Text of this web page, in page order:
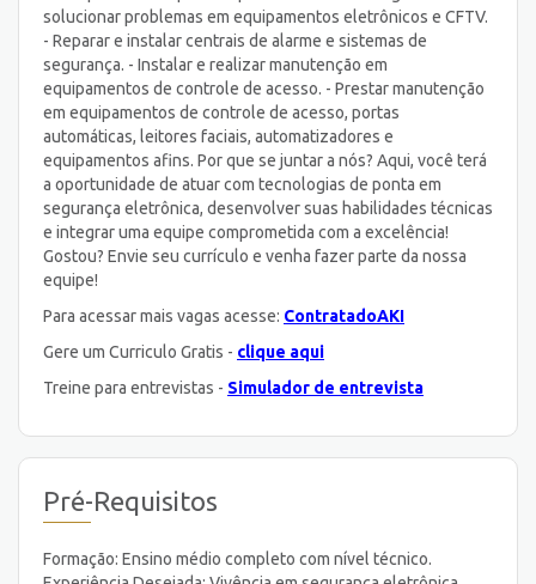
solucionar problemas em equipamentos eletrônicos e CFTV.
- Reparar e instalar centrais de alarme e sistemas de
segurança. - Instalar e realizar manutenção em
equipamentos de controle de acesso. - Prestar manutenção
em equipamentos de controle de acesso, portas
automáticas, leitores faciais, automatizadores e
equipamentos afins. Por que se juntar a nós? Aqui, você terá
a oportunidade de atuar com tecnologias de ponta em
segurança eletrônica, desenvolver suas habilidades técnicas
e integrar uma equipe comprometida com a excelência!
Gostou? Envie seu currículo e venha fazer parte da nossa
equipe!
Para acessar mais vagas acesse: ContratadoAKI
Gere um Curriculo Gratis - clique aqui
Treine para entrevistas - Simulador de entrevista
Pré-Requisitos
Formação: Ensino médio completo com nível técnico.